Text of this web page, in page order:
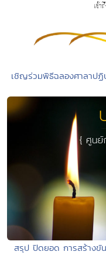
เชิญร่วมพิธีฉลองศาลาป
สรุป ปิดยอด การสร้างขัน